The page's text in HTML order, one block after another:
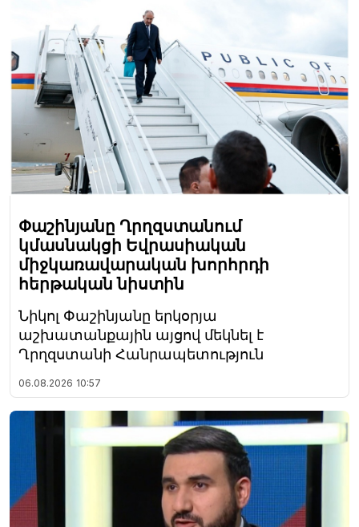
Փաշինյանը Ղրղզստանում
կմասնակցի Եվրասիական
միջկառավարական խորհրդի
հերթական նիստին
Նիկոլ Փաշինյանը երկօրյա
աշխատանքային այցով մեկնել է
Ղրղզստանի Հանրապետություն
06.08.2026 10:57